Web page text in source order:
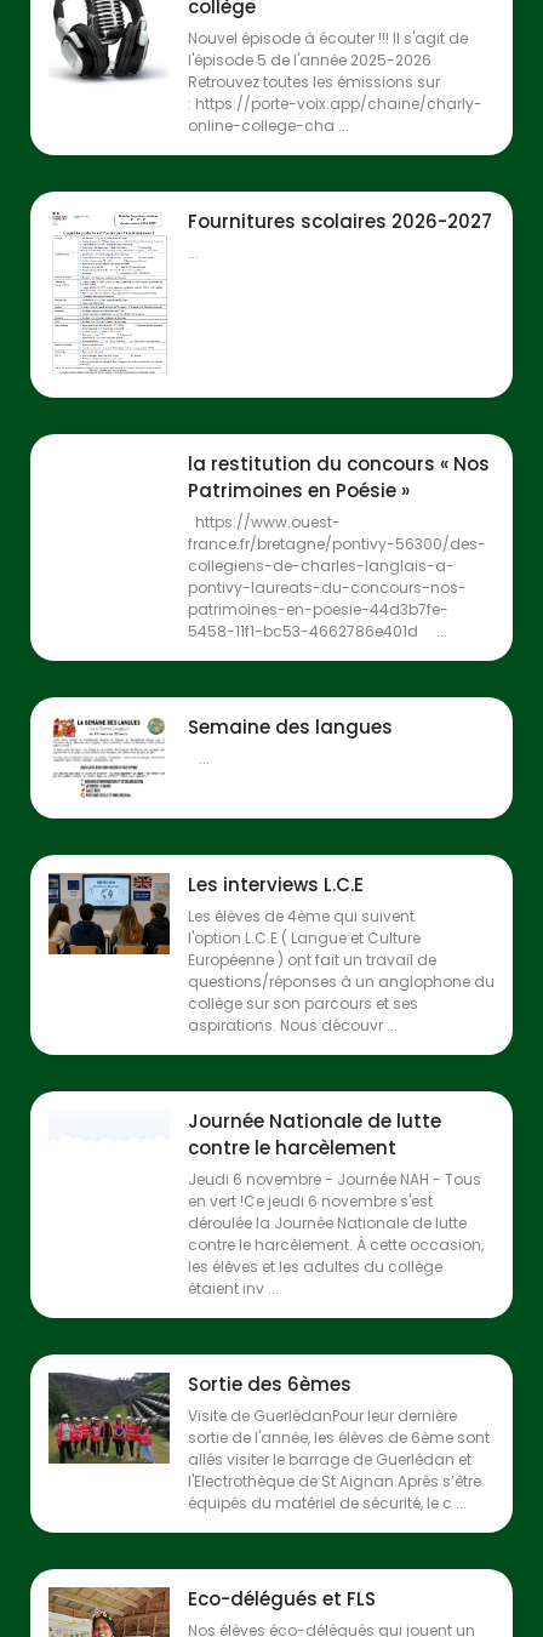
collège
Nouvel épisode à écouter !!! Il s'agit de
l'épisode 5 de l'année 2025-2026
Retrouvez toutes les émissions sur
: https://porte-voix.app/chaine/charly-
online-college-cha ...
Fournitures scolaires 2026-2027
...
la restitution du concours « Nos
Patrimoines en Poésie »
https://www.ouest-
france.fr/bretagne/pontivy-56300/des-
collegiens-de-charles-langlais-a-
pontivy-laureats-du-concours-nos-
patrimoines-en-poesie-44d3b7fe-
5458-11f1-bc53-4662786e401d ...
Semaine des langues
...
Les interviews L.C.E
Les élèves de 4ème qui suivent
l'option L.C.E ( Langue et Culture
Européenne ) ont fait un travail de
questions/réponses à un anglophone du
collège sur son parcours et ses
aspirations. Nous découvr ...
Journée Nationale de lutte
contre le harcèlement
Jeudi 6 novembre - Journée NAH - Tous
en vert !Ce jeudi 6 novembre s'est
déroulée la Journée Nationale de lutte
contre le harcèlement. À cette occasion,
les élèves et les adultes du collège
étaient inv ...
Sortie des 6èmes
Visite de GuerlédanPour leur dernière
sortie de l'année, les élèves de 6ème sont
allés visiter le barrage de Guerlédan et
l'Electrothèque de St Aignan.Après s’être
équipés du matériel de sécurité, le c ...
Eco-délégués et FLS
Nos élèves éco-délégués qui jouent un